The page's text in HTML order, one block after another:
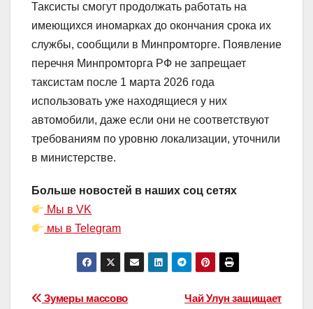
Таксисты смогут продолжать работать на
имеющихся иномарках до окончания срока их
службы, сообщили в Минпромторге. Появление
перечня Минпромторга РФ не запрещает
таксистам после 1 марта 2026 года
использовать уже находящиеся у них
автомобили, даже если они не соответствуют
требованиям по уровню локализации, уточнили
в министерстве.
Больше новостей в наших соц сетях
Мы в VK
мы в Telegram
Навигация
Чай Улун защищает
Зумеры массово